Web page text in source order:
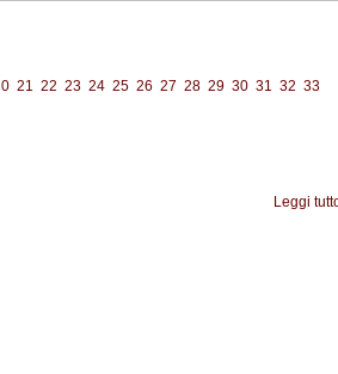
21 22 23 24 25 26 27 28 29 30 31 32 33
Leggi